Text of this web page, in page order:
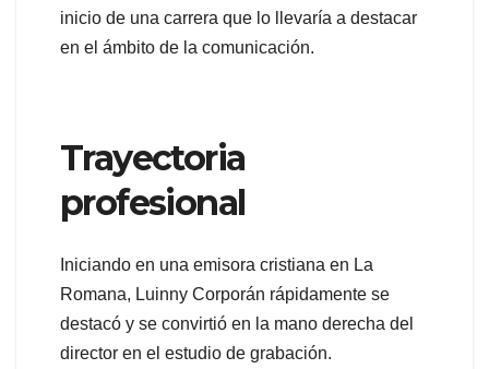
inicio de una carrera que lo llevaría a destacar
en el ámbito de la comunicación.
Trayectoria
profesional
Iniciando en una emisora cristiana en La
Romana, Luinny Corporán rápidamente se
destacó y se convirtió en la mano derecha del
director en el estudio de grabación.